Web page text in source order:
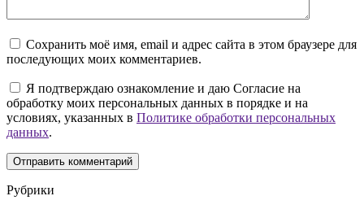
Сохранить моё имя, email и адрес сайта в этом браузере для
последующих моих комментариев.
Я подтверждаю ознакомление и даю Согласие на
обработку моих персональных данных в порядке и на
условиях, указанных в Политике обработки персональных
данных.
Рубрики